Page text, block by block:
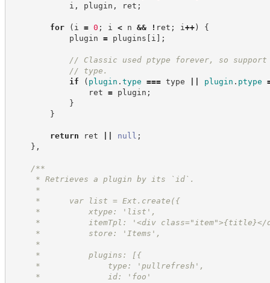
i , plugin , ret ;
for ( i = 0 ; i < n && ! ret ; i ++)
{
plugin = plugins [ i ] ;
// Classic used ptype forever, so
// type.
if
( plugin . type === type plugin . ptype
ret = plugin ;
}
}
return ret null ;
} ,
/**
* Retrieves a plugin by its `id`.
*
*      var list = Ext.create({
*          xtype: 'list',
*          itemTpl: '<div
*          store: 'Items',
*
*          plugins: [{
*              type: 'pullrefresh',
*              id: 'foo'